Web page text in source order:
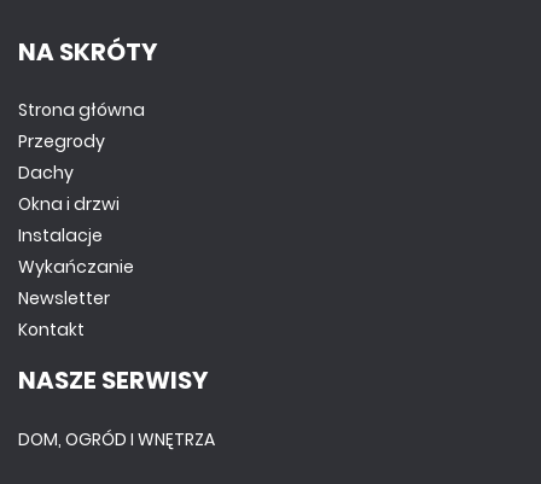
NA SKRÓTY
Strona główna
Przegrody
Dachy
Okna i drzwi
Instalacje
Wykańczanie
Newsletter
Kontakt
NASZE SERWISY
DOM, OGRÓD I WNĘTRZA